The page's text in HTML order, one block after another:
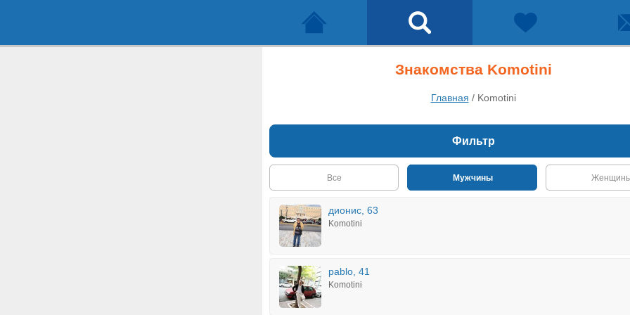
Знакомства Komotini
Главная / Komotini
Фильтр
Все Мужчины
дионис, 63
Komotini
pablo, 41
Komotini